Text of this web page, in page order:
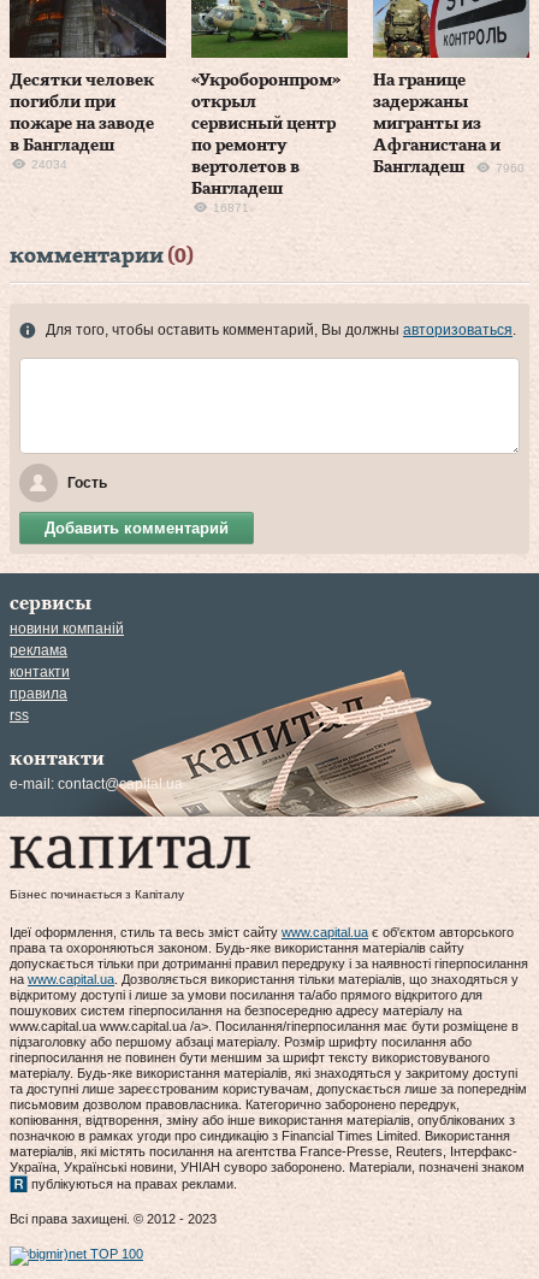
Десятки человек
погибли при
пожаре на заводе
в Бангладеш
24034
«Укроборонпром»
открыл
сервисный центр
по ремонту
вертолетов в
Бангладеш
16871
На границе
задержаны
мигранты из
Афганистана и
Бангладеш
7960
комментарии (0)
Для того, чтобы оставить комментарий, Вы должны авторизоваться.
Гость
Добавить комментарий
сервисы
новини компаній
реклама
контакти
правила
rss
контакти
e-mail: contact@capital.ua
Бізнес починається з Капіталу
Ідеї оформлення, стиль та весь зміст сайту www.capital.ua є об'єктом авторського
права та охороняються законом. Будь-яке використання матеріалів сайту
допускається тільки при дотриманні правил передруку і за наявності гіперпосилання
наwww.capital.ua. Дозволяється використання тільки матеріалів, що знаходяться у
відкритому доступі і лише за умови посилання та/або прямого відкритого для
пошукових систем гіперпосилання на безпосередню адресу матеріалу на
www.capital.ua www.capital.ua /a>. Посилання/гіперпосилання має бути розміщене в
підзаголовку або першому абзаці матеріалу. Розмір шрифту посилання або
гіперпосилання не повинен бути меншим за шрифт тексту використовуваного
матеріалу. Будь-яке використання матеріалів, які знаходяться у закритому доступі
та доступні лише зареєстрованим користувачам, допускається лише за попереднім
письмовим дозволом правовласника. Категорично заборонено передрук,
копіювання, відтворення, зміну або інше використання матеріалів, опублікованих з
позначкою в рамках угоди про синдикацію з Financial Times Limited. Використання
матеріалів, які містять посилання на агентства France-Presse, Reuters, Інтерфакс-
Україна, Українські новини, УНІАН суворо заборонено. Матеріали, позначені знаком
публікуються на правах реклами.
Всі права захищені. © 2012 - 2023